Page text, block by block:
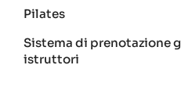
Pilates
Sistema di prenotazione
istruttori